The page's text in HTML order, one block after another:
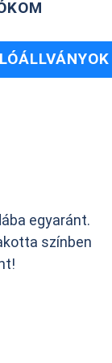
egyaránt.
színben